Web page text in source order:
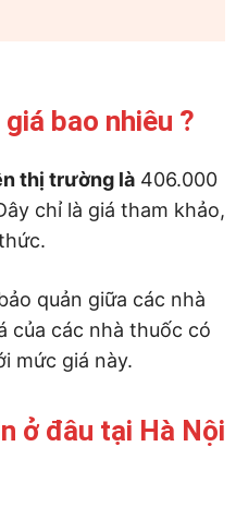
bao nhiêu ?
thị trường là 406.000
chỉ là giá tham khảo,
quản giữa các nhà
của các nhà thuốc có
mức giá này.
ở đâu tại Hà Nội